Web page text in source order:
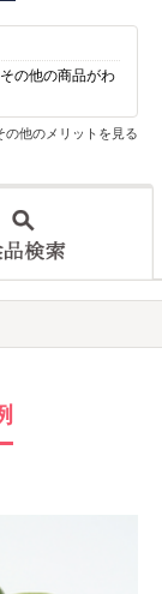
その他の商品がわ
の他のメリットを見る